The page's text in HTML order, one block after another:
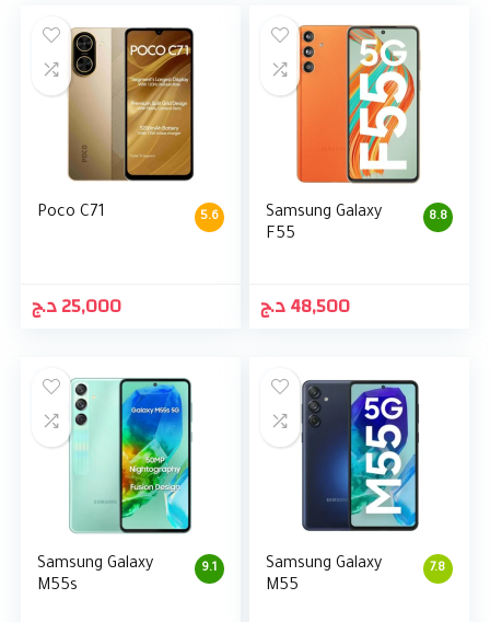
5.6
Poco C71
25,000د.ج
8.8
Samsung Galaxy
F55
48,500د.ج
9.1
Samsung Galaxy
M55s
7.8
Samsung Galaxy
M55